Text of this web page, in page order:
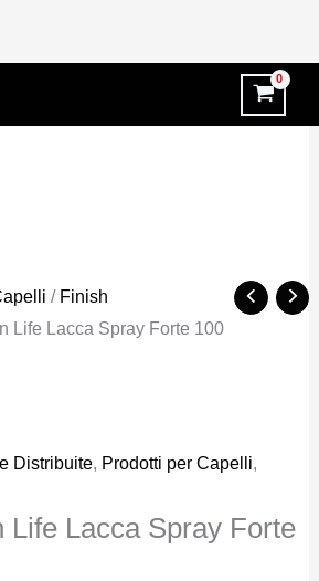
/ Finish
Life Lacca Spray Forte 100
Distribuite, Prodotti per Capelli,
Life Lacca Spray Forte